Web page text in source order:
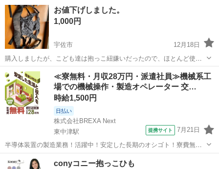
大分 大分市 鶴崎駅 ベビー用品
お値下げしました。
1,000円
宇佐市
12月18日
購入しましたが、こども達は抱っこ紐嫌いだったので、ほとんど使用
していません。 首元は少しシミがあります。 中古のためご理解くださ
い。 10/15お値下げしました。10／28値下げ4／8値下げ
大分 宇佐市 ベビー用品
≪寮無料・月収28万円・派遣社員≫機械系工
場での機械操作・製造オペレーター 交…
時給1,500円
日払い
株式会社BREXA Next
東中津駅
提携サイト 7月21日
半導体装置の製造業務！活躍中！安定した長期のオシゴト！寮費無料
★赴任旅費会社負担◎20代～40代の男性活躍中★未経験活躍中！高時
給1,500円！《大分県中津市》 人気の工場のお仕事 ◇半導体装置内部
大分 中津市 その他
conyコニー抱っこひも